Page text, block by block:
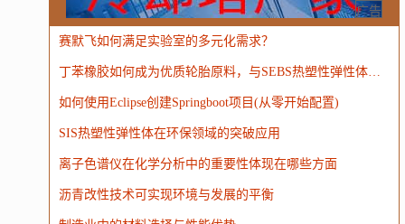
MongoDB 运营 Python MemCache 硬件
电子 娱乐 设计 摄影 nginx
WordPress HTTP 团建 数码电器 Docker
广告
赛默飞如何满足实验室的多元化需求？
丁苯橡胶如何成为优质轮胎原料，与SEBS热塑性弹性体的对比探讨？
如何使用Eclipse创建Springboot项目(从零开始配置)
SIS热塑性弹性体在环保领域的突破应用
离子色谱仪在化学分析中的重要性体现在哪些方面
沥青改性技术可实现环境与发展的平衡